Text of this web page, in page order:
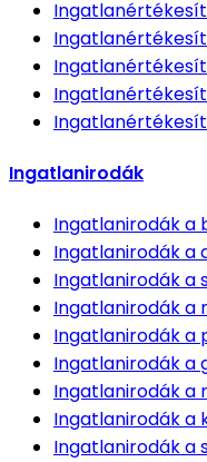
Ingatlanirodák
Ingatlanirodáka
Ingatlanirodáka
Ingatlanirodáka
Ingatlanirodáka
Ingatlanirodáka
Ingatlanirodáka
Ingatlanirodáka
Ingatlanirodáka
Ingatlanirodáka